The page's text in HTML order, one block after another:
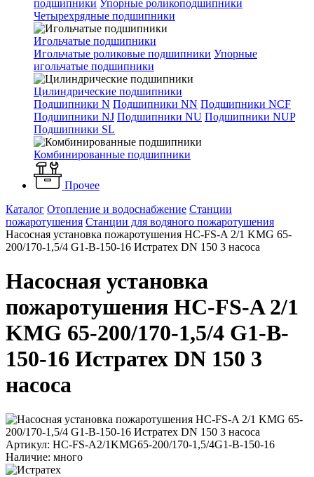
подшипники Упорные роликоподшипники
Четырехрядные подшипники
Игольчатые подшипники
Игольчатые роликовые подшипники Упорные
игольчатые подшипники
Цилиндрические подшипники
Подшипники N Подшипники NN Подшипники NCF
Подшипники NJ Подшипники NU Подшипники NUP
Подшипники SL
Комбинированные подшипники
Прочее
Каталог Отопление и водоснабжение Станции
пожаротушения Станции для водяного пожаротушения
Насосная установка пожаротушения HC-FS-A 2/1 KMG 65-
200/170-1,5/4 G1-B-150-16 Истратех DN 150 3 насоса
Насосная установка
пожаротушения HC-FS-A 2/1
KMG 65-200/170-1,5/4 G1-B-
150-16 Истратех DN 150 3
насоса
Артикул: HC-FS-A2/1KMG65-200/170-1,5/4G1-B-150-16
Наличие: много